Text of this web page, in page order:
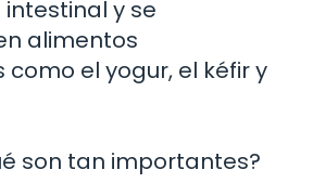
y se
alimentos
el yogur, el kéfir y
son tan importantes?